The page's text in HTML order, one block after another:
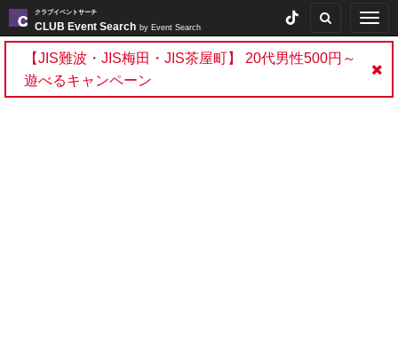
クラブイベントサーチ
CLUB Event Search by Event Search
【JIS難波・JIS梅田・JIS茶屋町】 20代男性500円～
遊べるキャンペーン